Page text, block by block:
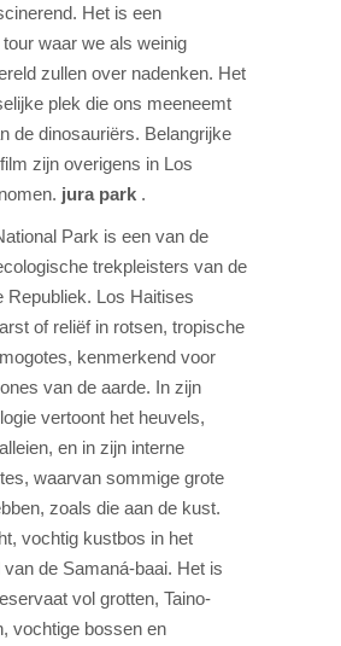
Het is een
waar we als weinig
zullen over nadenken. Het
plek die ons meeneemt
de dinosauriërs. Belangrijke
zijn overigens in Los
jura park .
Park is een van de
trekpleisters van de
Republiek. Los Haitises
of reliëf in rotsen, tropische
kenmerkend voor
van de aarde. In zijn
vertoont het heuvels,
en in zijn interne
waarvan sommige grote
zoals die aan de kust.
vochtig kustbos in het
de Samaná-baai. Het is
vol grotten, Taino-
vochtige bossen en